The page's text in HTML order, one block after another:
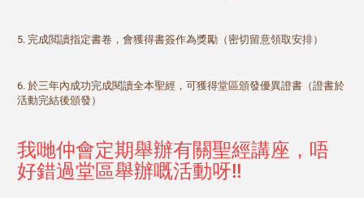
5. 完成閲讀指定書卷，會獲得書簽作為獎勵（密切留意領取安排）
6. 於三年內成功完成閱讀全本聖經，可獲得堂區頒發優異證書（證書於
活動完結後頒發）
我哋仲會定期舉辦有關聖經講座，唔
好錯過堂區舉辦嘅活動呀!!